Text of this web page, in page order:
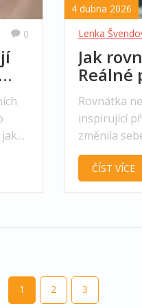
0
4 dubna 2026
Lenka
Jak
Reálné
Rovnátka
inspirující
změnila
Praktické
ČÍST VÍCE
1 2 3